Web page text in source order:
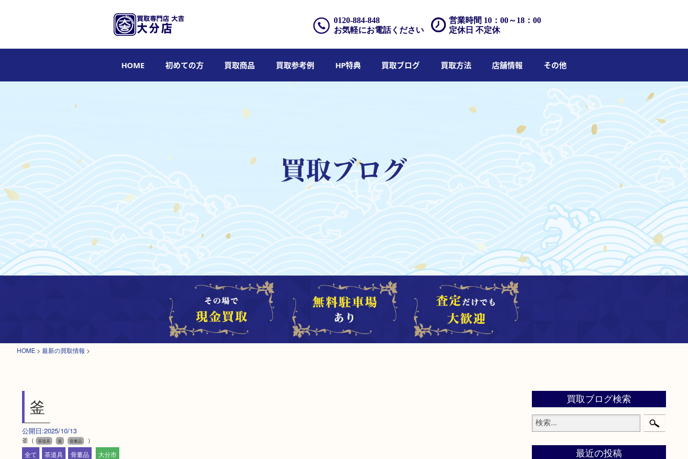
営業時間 10：00～18：00
定休日 不定休
0120-884-848
お気軽にお電話ください
HOME 初めての方 買取商品 買取参考例 HP特典 買取ブログ 買取方法 店舗情報 その他
HOME > 最新の買取情報 >
釜
公開日:2025/10/13
釜（ 茶道具 釜 骨董品
）
全て
茶道具 骨董品 大分市
買取ブログ検索
最近の投稿